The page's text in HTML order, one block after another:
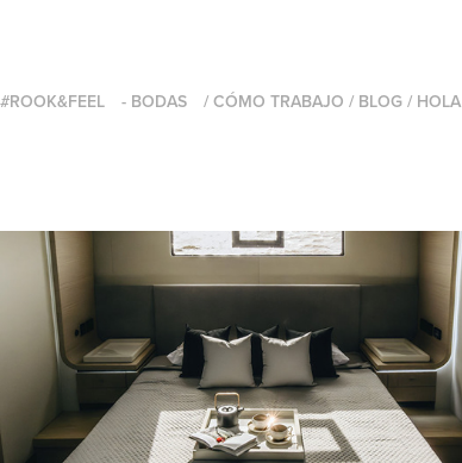
#ROOK&FEEL - BODAS / CÓMO TRABAJO / BLOG / HOLA